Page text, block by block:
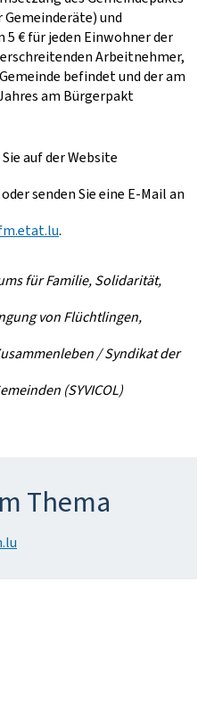
und
5 € für jeden Einwohner der
Arbeitnehmer,
befindet und der am
am Bürgerpakt
auf der Website
oder senden Sie eine E-Mail an
.
für Familie, Solidarität,
von Flüchtlingen,
/ Syndikat der
(SYVICOL)
Thema